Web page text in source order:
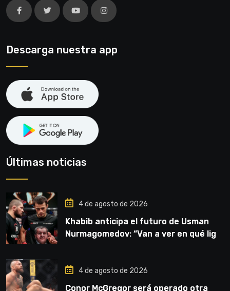
Descarga nuestra app
Últimas noticias
4 de agosto de 2026
Khabib anticipa el futuro de Usman
Nurmagomedov: “Van a ver en qué liga
4 de agosto de 2026
Conor McGregor será operado otra